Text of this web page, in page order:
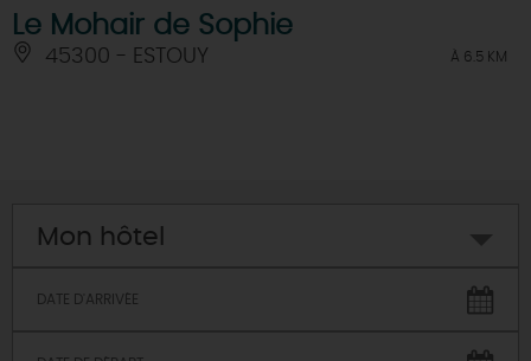
Le Mohair de Sophie
45300 - ESTOUY À 6.5 KM
Mon hôtel